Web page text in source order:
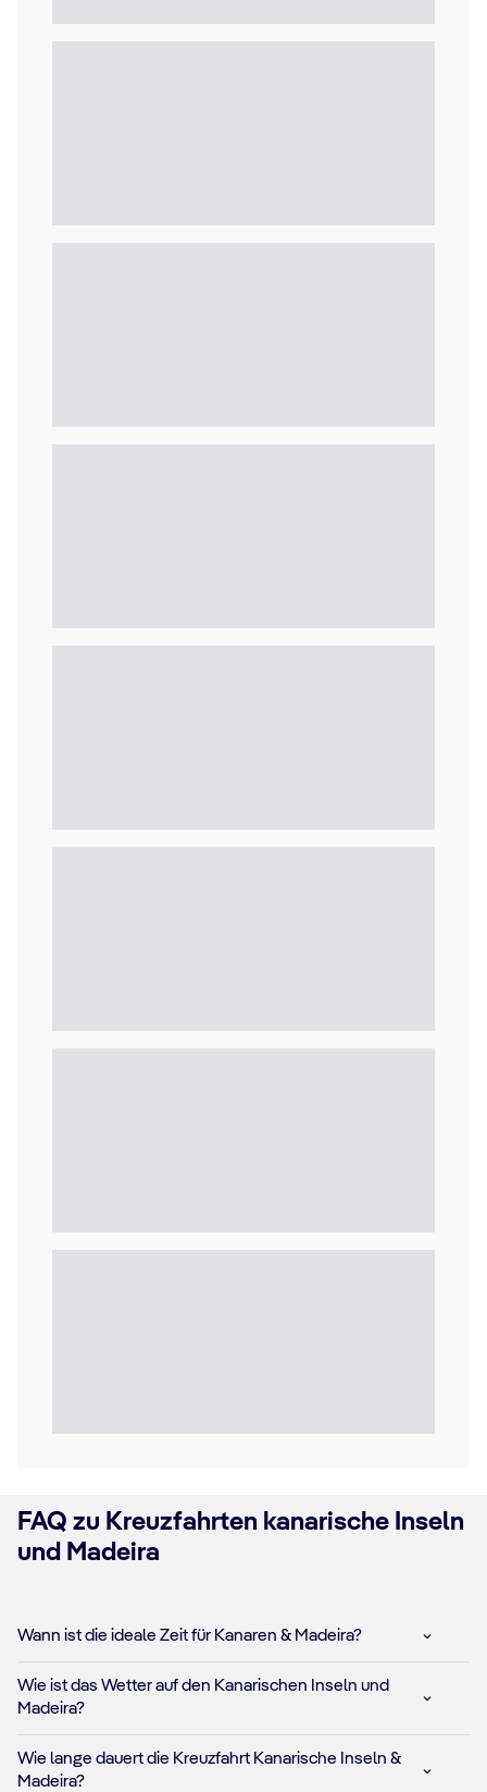
FAQ zu Kreuzfahrten kanarische Inseln
und Madeira
Wann ist die ideale Zeit für Kanaren & Madeira?
Wie ist das Wetter auf den Kanarischen Inseln und
Madeira?
Wie lange dauert die Kreuzfahrt Kanarische Inseln &
Madeira?